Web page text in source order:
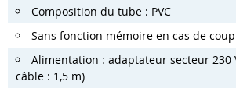
Composition du tube : PVC
Sans fonction mémoire en cas de
Alimentation : adaptateur secteur 230
câble : 1,5 m)